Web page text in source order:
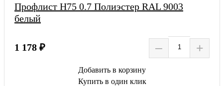
Профлист Н75 0.7 Полиэстер RAL 9003
белый
1 178 ₽ – +
Добавить в корзину
Купить в один клик